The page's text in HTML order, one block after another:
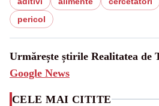
pericol
Urmărește știrile Realitatea de
Google News
CELE MAI CITITE